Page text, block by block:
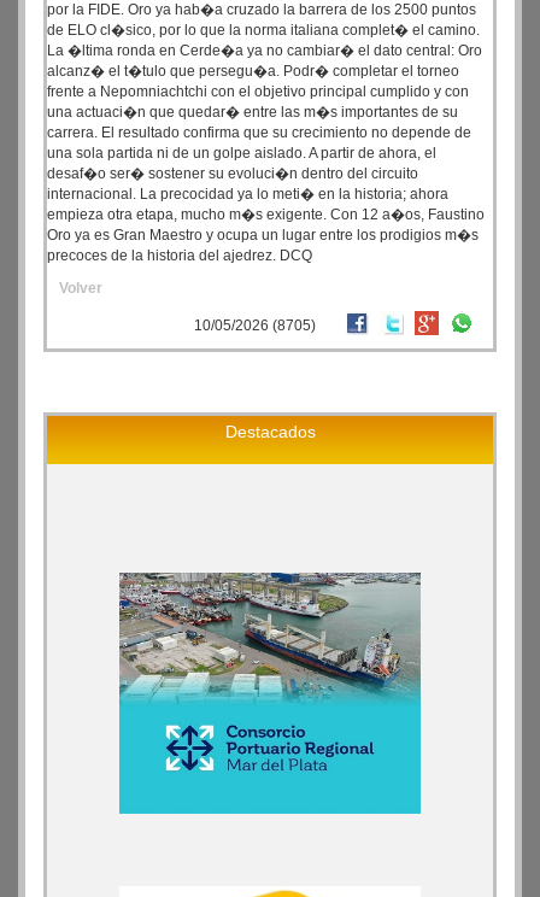
por la FIDE. Oro ya hab�a cruzado la barrera de los 2500 puntos
de ELO cl�sico, por lo que la norma italiana complet� el camino.
La �ltima ronda en Cerde�a ya no cambiar� el dato central: Oro
alcanz� el t�tulo que persegu�a. Podr� completar el torneo
frente a Nepomniachtchi con el objetivo principal cumplido y con
una actuaci�n que quedar� entre las m�s importantes de su
carrera. El resultado confirma que su crecimiento no depende de
una sola partida ni de un golpe aislado. A partir de ahora, el
desaf�o ser� sostener su evoluci�n dentro del circuito
internacional. La precocidad ya lo meti� en la historia; ahora
empieza otra etapa, mucho m�s exigente. Con 12 a�os, Faustino
Oro ya es Gran Maestro y ocupa un lugar entre los prodigios m�s
precoces de la historia del ajedrez. DCQ
Volver
10/05/2026 (8705)
Destacados